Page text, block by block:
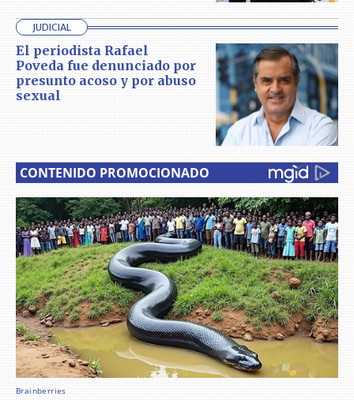
JUDICIAL
El periodista Rafael
Poveda fue denunciado por
presunto acoso y por abuso
sexual